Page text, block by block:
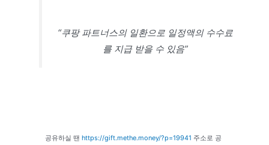
“쿠팡 파트너스의 일환으로 일정액의 수수료
를 지급 받을 수 있음”
공유하실 땐 https://gift.methe.money/?p=19941 주소로 공